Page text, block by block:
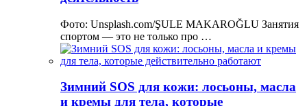
Фото: Unsplash.com/ŞULE MAKAROĞLU Занятия
спортом — это не только про …
Зимний SOS для кожи: лосьоны, масла
и кремы для тела, которые